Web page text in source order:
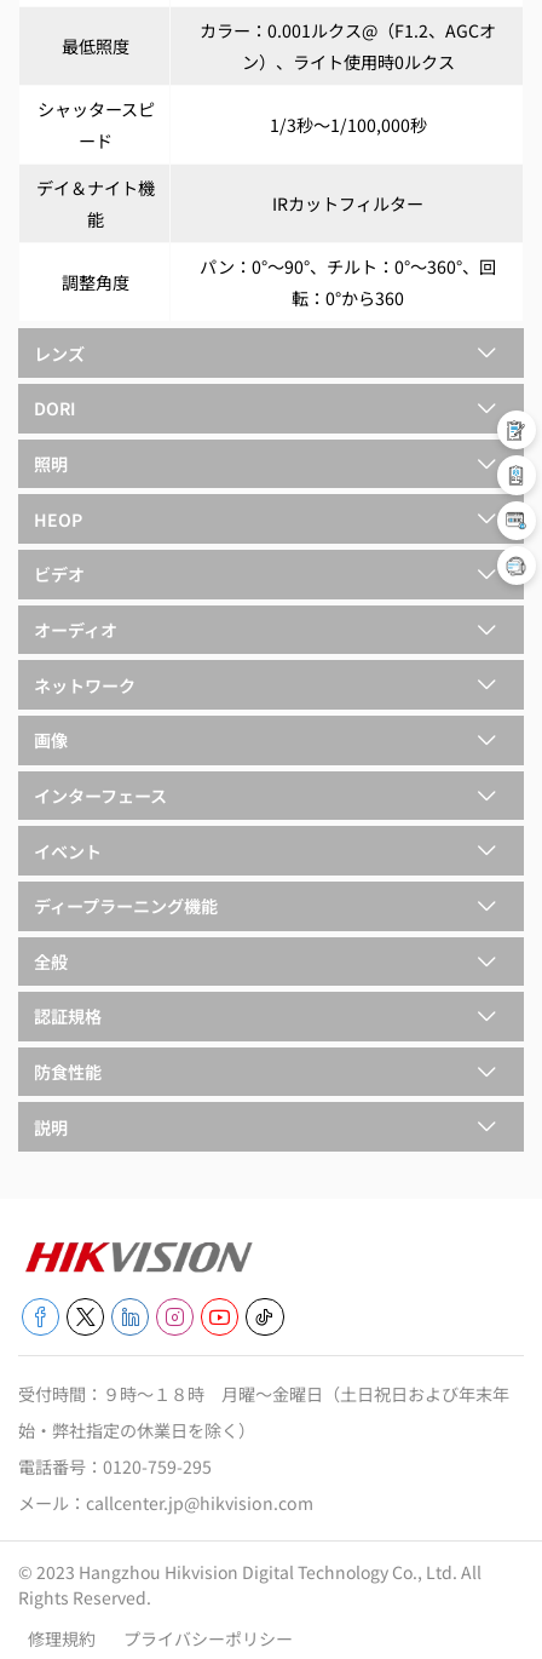
最低照度
カラー：0.001ルクス@（F1.2、AGCオ
ン）、ライト使用時0ルクス
シャッタースピ
ード
1/3秒～1/100,000秒
デイ＆ナイト機
能
IRカットフィルター
調整角度
パン：0°～90°、チルト：0°～360°、回
転：0°から360
レンズ
DORI
照明
HEOP
ビデオ
オーディオ
ネットワーク
画像
インターフェース
イベント
ディープラーニング機能
全般
認証規格
防食性能
説明
受付時間：９時～１８時 月曜～金曜日（土日祝日および年末年
始・弊社指定の休業日を除く）
電話番号： 0120-759-295
メール： callcenter.jp@hikvision.com
© 2023 Hangzhou Hikvision Digital Technology Co., Ltd. All
Rights Reserved.
修理規約
プライバシーポリシー